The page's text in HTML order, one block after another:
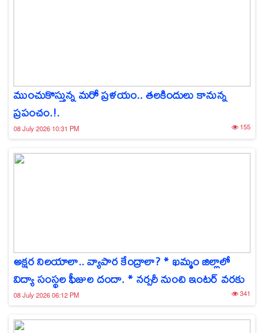
ముంచుకొస్తున్న మరో ప్రళయం.. తలకిందులు కానున్న
ప్రపంచం.!.
08 July 2026 10:31 PM 155
అక్షర నిలయాలా.. వ్యాపార కేంద్రాలా? * ఖమ్మం జిల్లాలో
విద్యా సంస్థల ఫీజుల దందా. * నర్సరీ నుంచి ఇంటర్ వరకు
08 July 2026 06:12 PM 341